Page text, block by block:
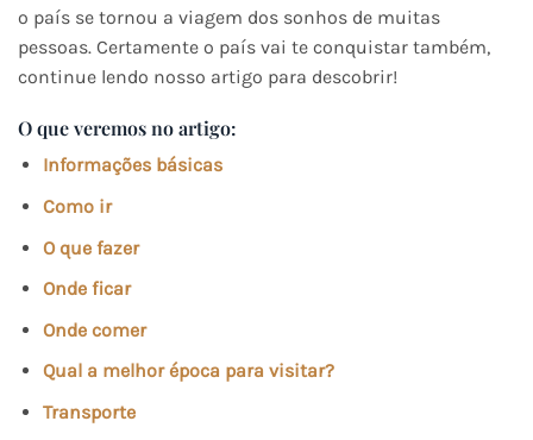
o país se tornou a viagem dos sonhos de muitas
pessoas. Certamente o país vai te conquistar também,
continue lendo nosso artigo para descobrir!
O que veremos no artigo:
Informações básicas
Como ir
O que fazer
Onde ficar
Onde comer
Qual a melhor época para visitar?
Transporte